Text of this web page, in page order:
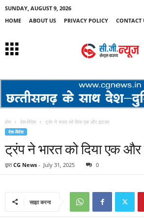
SUNDAY, AUGUST 9, 2026
HOME
ABOUT US PRIVACY POLICY CONTACT
होम देश-विदेश ट्रंप ने भारत को दिया एक और झटका
देश-विदेश
ट्रंप ने भारत को दिया एक
द्वारा CG News - July 31, 2025 0
साझा करना